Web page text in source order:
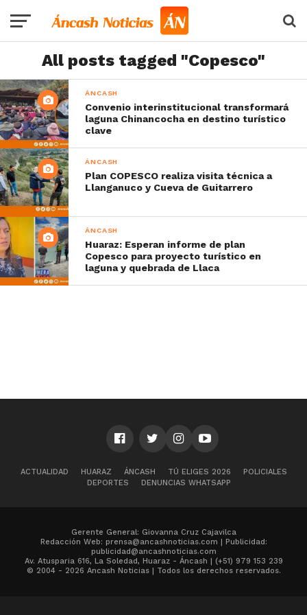
All posts tagged "Copesco"
ÁNCASH
Convenio interinstitucional transformará
laguna Chinancocha en destino turístico
clave
ÁNCASH
Plan COPESCO realiza visita técnica a
Llanganuco y Cueva de Guitarrero
ÁNCASH
Huaraz: Esperan informe de plan
Copesco para proyecto turístico en
laguna y quebrada de Llaca
ACTUALIDAD HUARAZ ÁNCASH TÚ ELIGES 2026
POLICIALES
DEPORTES
DENUNCIAS WHATSAPP
Gerente General: Giovanna Cruz Cajavilca
Redacción Web: prensa@ancashnoticias.com | Publicidad:
publicidad@ancashnoticias.com
Av. Atusparia 616, La Soledad, Huaraz - Áncash | (+51) 979 153 239
© 2004 - 2026 Ancash Noticias | Todos los derechos reservados.